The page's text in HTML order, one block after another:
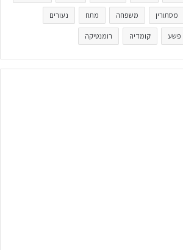
מסתורין משפחה מתח נעורים
פשע קומדיה רומנטיקה